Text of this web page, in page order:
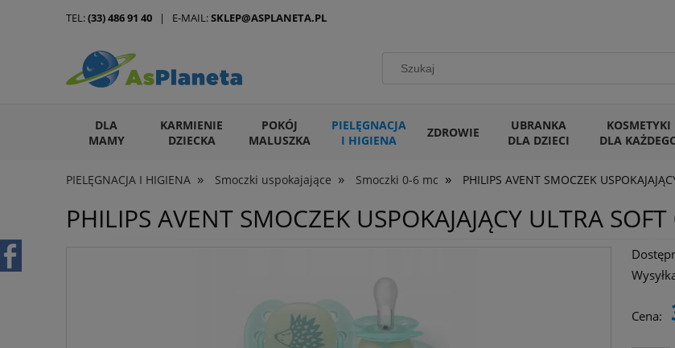
DLA
MAMY
KARMIENIE
DZIECKA
POKÓJ
MALUSZKA
PIELĘGNACJA
I HIGIENA
ZDROWIE
UBRANKA
DLA DZIECI
KOSMETYKI
DLA
ARTYKUŁY DLA ZWIERZĄT
PIELĘGNACJA I HIGIENA » Smoczki uspokajające » Smoczki 0-6 mc » PHILIPS AVENT SMOCZEK
TEL:(33) 486 91 40 | E-MAIL:SKLEP@ASPLANETA.PL
PHILIPS AVENT SMOCZEK USPOKAJAJĄCY ULTRA
Cena: